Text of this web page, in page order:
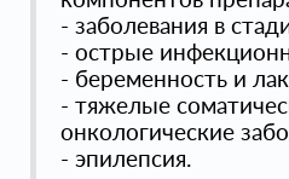
- заболевания в
- острые
- беременность и
- тяжелые
онкологические
- эпилепсия.